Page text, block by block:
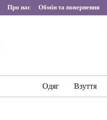
Про нас Обмін та повернення
Одяг Взуття